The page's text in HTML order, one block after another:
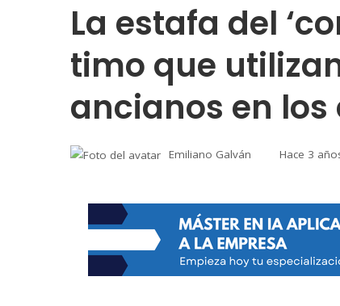
La estafa del
timo que
ancianos en los
Emiliano Galván Hace 3